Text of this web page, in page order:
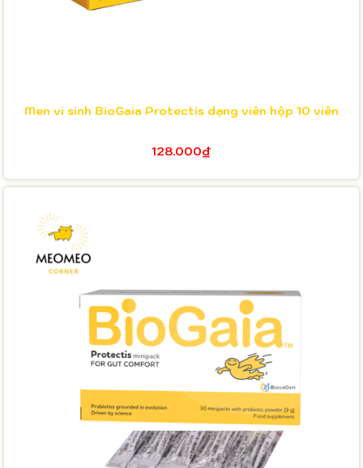
Men vi sinh BioGaia Protectis dạng viên hộp 10 viên
128.000₫